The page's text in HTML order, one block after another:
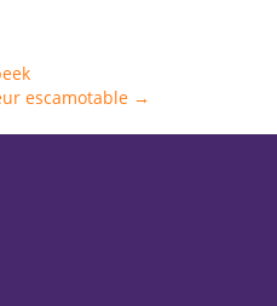
escamotable →